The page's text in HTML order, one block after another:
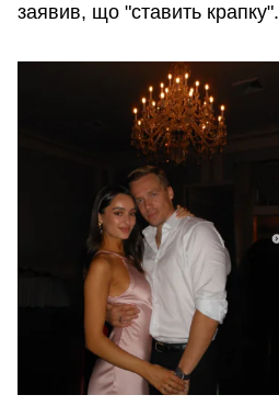
заявив, що "ставить крапку".